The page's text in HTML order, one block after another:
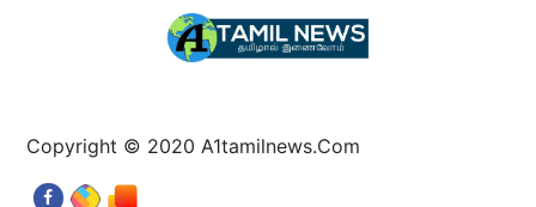
Copyright © 2020 A1tamilnews.Com